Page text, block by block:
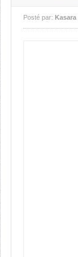
Posté par: Kasara